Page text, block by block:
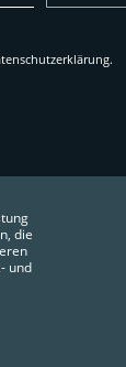
.
die
und